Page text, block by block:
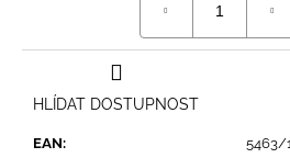
EAN:
5463/
HLÍDAT DOSTUPNOST